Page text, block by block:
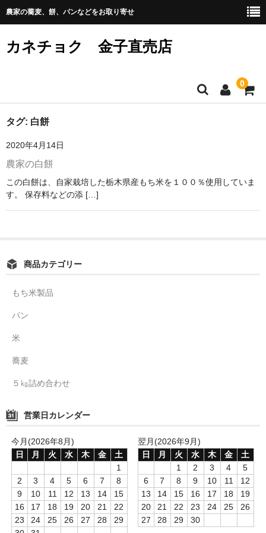
農家の蕎麦、餅、パンなどをお取り寄せ
カネチョク 金子直売店
0
ホーム
メンバー
カート
お問い合わせ
タグ: 白餅
2020年4月14日
農家の白餅
この白餅は、自家栽培した栃木県産もち米を１００％使用していま
す。 保存料などの添 […]
商品カテゴリー
もち米製品
パン
米
蕎麦
５㎏詰め合わせ
営業日カレンダー
今月(2026年8月)
日
月 火 水 木 金
土
1
2
3 4 5 6 7
8
9
10 11 12 13 14
15
16
17 18 19 20 21
22
23
24 25 26 27 28
29
翌月(2026年9月)
日
月 火 水 木 金
土
1
2 3 4
5
6
7 8 9 10 11
12
13
14 15 16 17 18
19
20
21 22 23 24 25
26
27
28 29 30